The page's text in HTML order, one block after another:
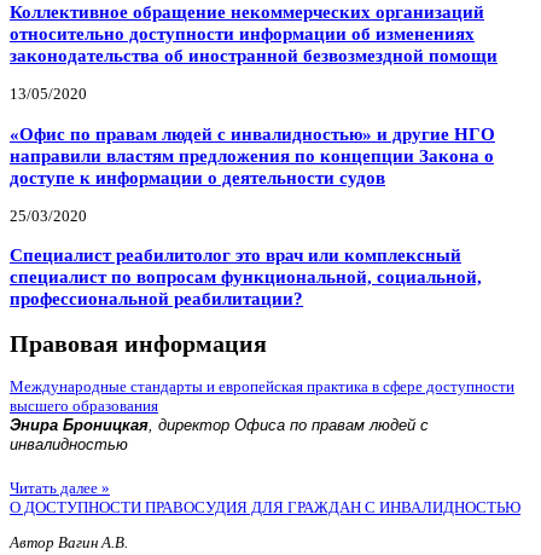
Коллективное обращение некоммерческих организаций
относительно доступности информации об изменениях
законодательства об иностранной безвозмездной помощи
13/05/2020
«Офис по правам людей с инвалидностью» и другие НГО
направили властям предложения по концепции Закона о
доступе к информации о деятельности судов
25/03/2020
Специалист реабилитолог это врач или комплексный
специалист по вопросам функциональной, социальной,
профессиональной реабилитации?
Правовая информация
Международные стандарты и европейская практика в сфере доступности
высшего образования
Энира Броницкая, директор Офиса по правам людей с
инвалидностью
Читать далее »
О ДОСТУПНОСТИ ПРАВОСУДИЯ ДЛЯ ГРАЖДАН С ИНВАЛИДНОСТЬЮ
Автор Вагин А.В.